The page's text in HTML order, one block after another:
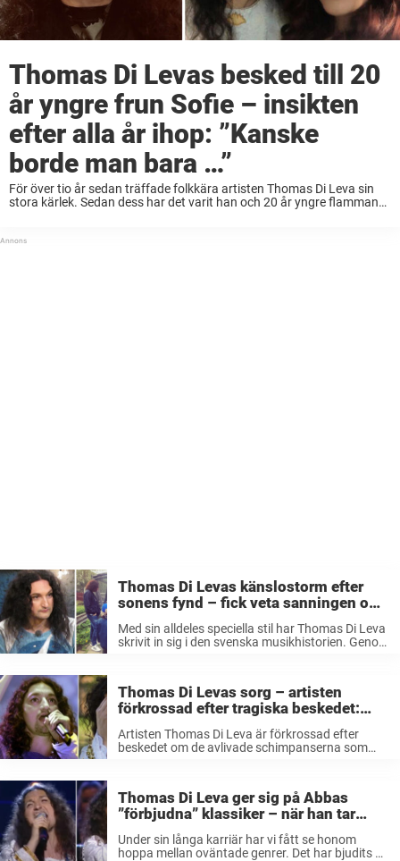
Thomas Di Levas besked till 20
år yngre frun Sofie – insikten
efter alla år ihop: ”Kanske
borde man bara …”
För över tio år sedan träffade folkkära artisten Thomas Di Leva sin
stora kärlek. Sedan dess har det varit han och 20 år yngre flamman
Thomas Di Levas känslostorm efter
sonens fynd – fick veta sanningen om
Med sin alldeles speciella stil har Thomas Di Leva
skrivit in sig i den svenska musikhistorien. Genom
Thomas Di Levas sorg – artisten
förkrossad efter tragiska beskedet:
Artisten Thomas Di Leva är förkrossad efter
beskedet om de avlivade schimpanserna som
slog larm om ...
Thomas Di Leva ger sig på Abbas
”förbjudna” klassiker – när han tar
sista tonen vill applåderna aldrig ta
slut
Under sin långa karriär har vi fått se honom
hoppa mellan oväntade genrer. Det har bjudits på